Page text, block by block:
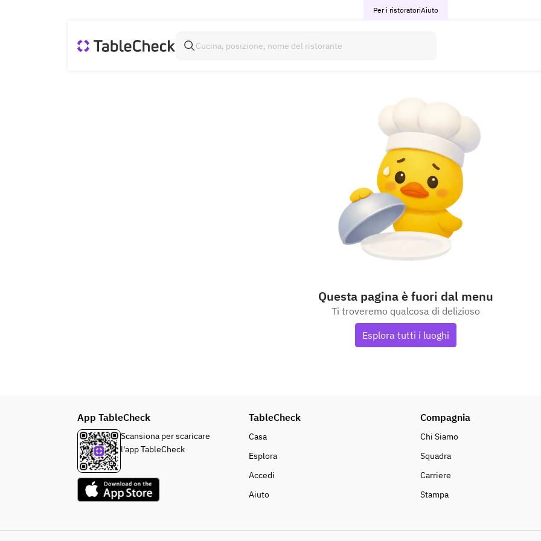
Per i ristoratoriAiuto
Questa pagina è fuori dal menu
Ti troveremo qualcosa di delizioso
Esplora tutti i luoghi
App TableCheck
Scansiona per scaricare
l'app TableCheck
TableCheck
Casa
Esplora
Accedi
Aiuto
Compagnia
Chi Siamo
Squadra
Carriere
Stampa